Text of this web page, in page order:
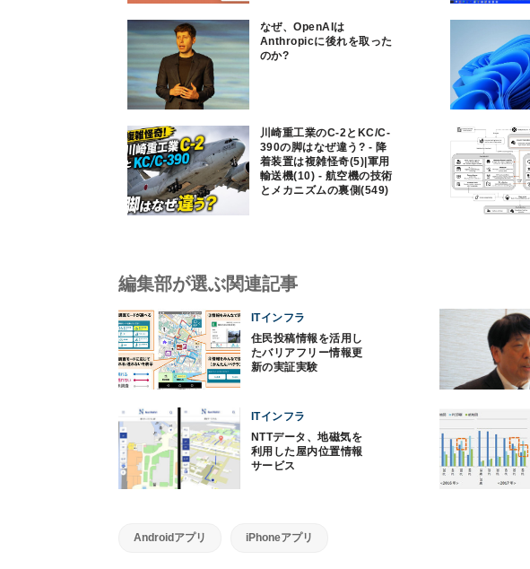
なぜ、OpenAIは
Anthropicに後れを取った
のか?
川崎重工業のC-2とKC/C-
390の脚はなぜ違う? - 降
着装置は複雑怪奇(5)|軍用
輸送機(10) - 航空機の技術
とメカニズムの裏側(549)
編集部が選ぶ関連記事
ITインフラ
住民投稿情報を活用し
たバリアフリー情報更
新の実証実験
ITインフラ
NTTデータ、地磁気を
利用した屋内位置情報
サービス
Androidアプリ iPhoneアプリ